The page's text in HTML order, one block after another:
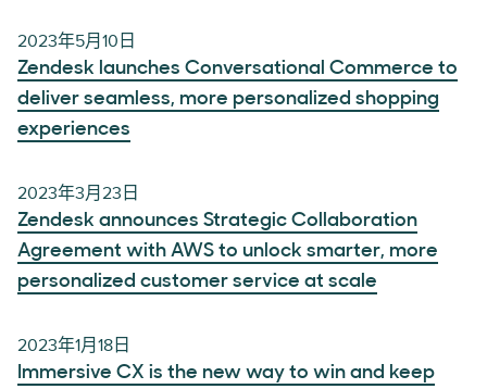
2023年5月10日
Zendesk launches Conversational Commerce to
deliver seamless, more personalized shopping
experiences
2023年3月23日
Zendesk announces Strategic Collaboration
Agreement with AWS to unlock smarter, more
personalized customer service at scale
2023年1月18日
Immersive CX is the new way to win and keep